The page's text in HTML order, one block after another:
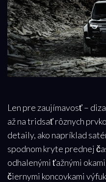
Len pre zaujímavosť –
až na tridsať rôznych
detaily, ako napríklad
spodnom kryte prednej
odhalenými ťažnými
čiernymi koncovkami